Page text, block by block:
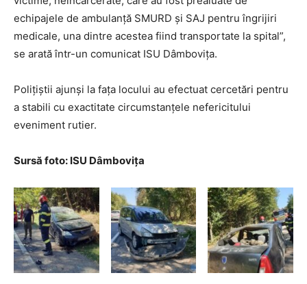
echipajele de ambulanță SMURD și SAJ pentru îngrijiri
medicale, una dintre acestea fiind transportate la spital”,
se arată într-un comunicat ISU Dâmbovița.
Polițiștii ajunși la fața locului au efectuat cercetări pentru
a stabili cu exactitate circumstanțele nefericitului
eveniment rutier.
Sursă foto: ISU Dâmbovița